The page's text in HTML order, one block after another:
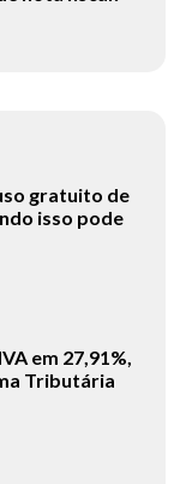
gratuito de
isso pode
em 27,91%,
Tributária